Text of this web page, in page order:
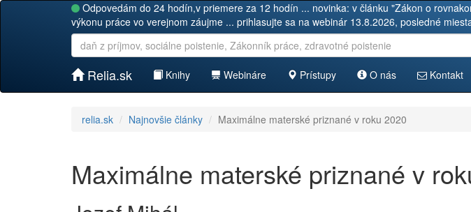
Odpovedám do 24 hodín,v priemere za 12 hodín ... novinka: v článku "Zákon o
výkonu práce vo verejnom záujme ... prihlasujte sa na webinár 13.8.2026, posledné
Relia.sk Knihy Webináre Prístupy O nás Kontakt
relia.sk Najnovšie články Maximálne materské priznané v roku 2020
Maximálne materské priznané v